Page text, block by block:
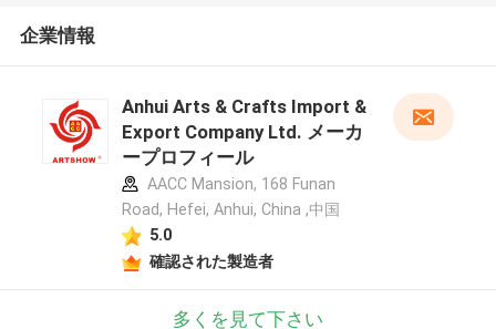
企業情報
Anhui Arts & Crafts Import &
Export Company Ltd. メーカ
ープロフィール
AACC Mansion, 168 Funan
Road, Hefei, Anhui, China ,中国
5.0
確認された製造者
多くを見て下さい